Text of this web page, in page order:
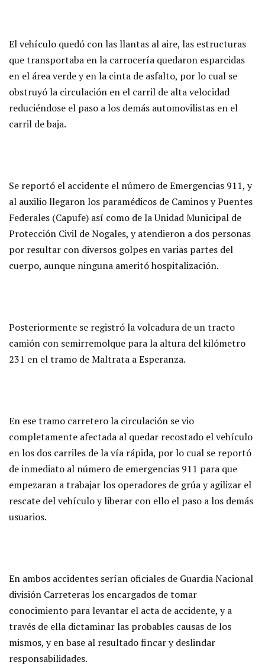
El vehículo quedó con las llantas al aire, las estructuras
que transportaba en la carrocería quedaron esparcidas
en el área verde y en la cinta de asfalto, por lo cual se
obstruyó la circulación en el carril de alta velocidad
reduciéndose el paso a los demás automovilistas en el
carril de baja.
Se reportó el accidente el número de Emergencias 911, y
al auxilio llegaron los paramédicos de Caminos y Puentes
Federales (Capufe) así como de la Unidad Municipal de
Protección Civil de Nogales, y atendieron a dos personas
por resultar con diversos golpes en varias partes del
cuerpo, aunque ninguna ameritó hospitalización.
Posteriormente se registró la volcadura de un tracto
camión con semirremolque para la altura del kilómetro
231 en el tramo de Maltrata a Esperanza.
En ese tramo carretero la circulación se vio
completamente afectada al quedar recostado el vehículo
en los dos carriles de la vía rápida, por lo cual se reportó
de inmediato al número de emergencias 911 para que
empezaran a trabajar los operadores de grúa y agilizar el
rescate del vehículo y liberar con ello el paso a los demás
usuarios.
En ambos accidentes serían oficiales de Guardia Nacional
división Carreteras los encargados de tomar
conocimiento para levantar el acta de accidente, y a
través de ella dictaminar las probables causas de los
mismos, y en base al resultado fincar y deslindar
responsabilidades.